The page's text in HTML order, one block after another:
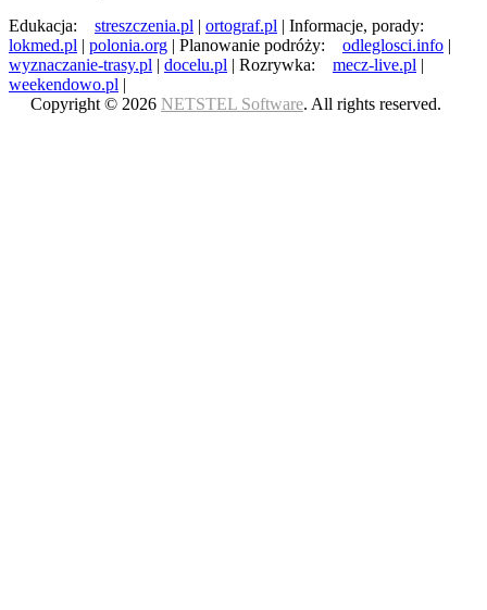
Edukacja:
streszczenia.pl | ortograf.pl | Informacje, porady:
lokmed.pl | polonia.org | Planowanie podróży: odleglosci.info |
wyznaczanie-trasy.pl | docelu.pl | Rozrywka: mecz-live.pl |
weekendowo.pl |
Copyright © 2026 NETSTEL Software. All rights reserved.